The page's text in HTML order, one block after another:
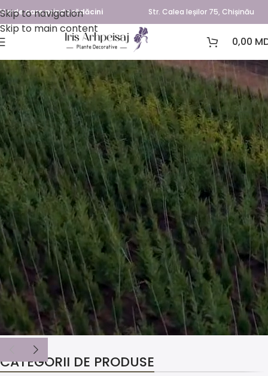
Skip to navigation
Skip to main content
Verde care prinde rădăcini Str. Calea Ieșilor 75, Chișinău
0,00
CATEGORII DE PRODUSE